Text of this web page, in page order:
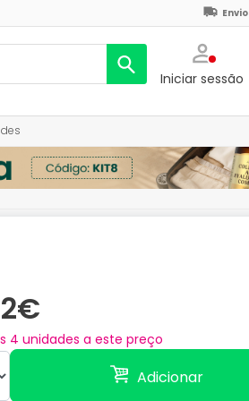
Iniciar sessão
4 unidades a este preço
Adicionar